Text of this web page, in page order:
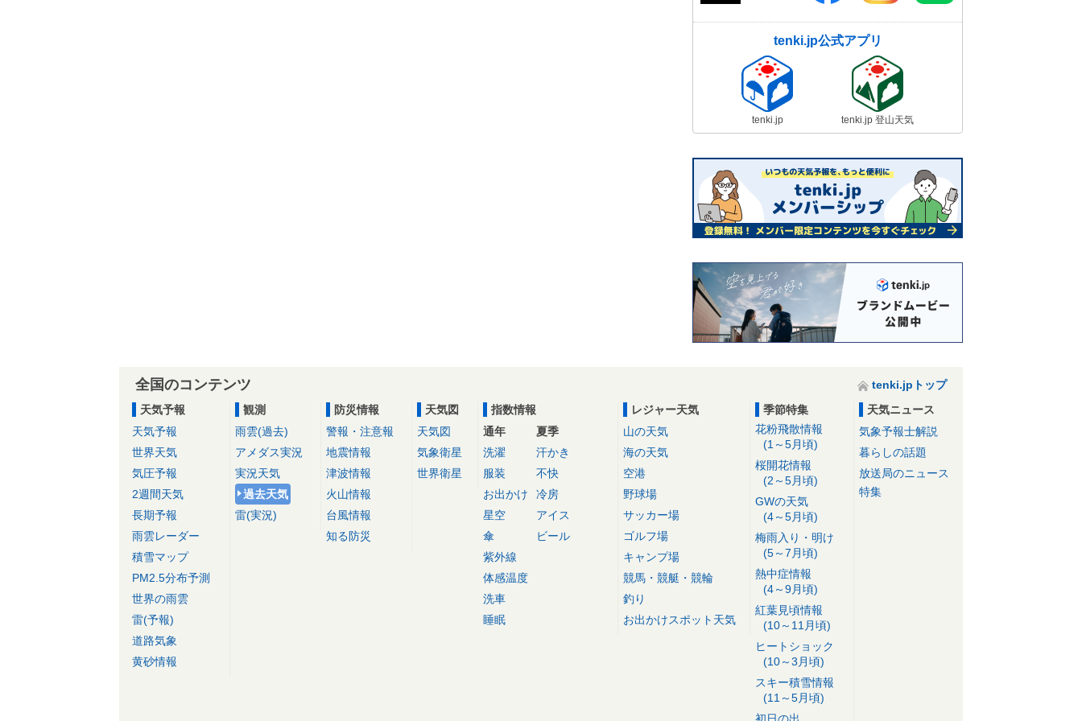
tenki.jp公式アプリ
tenki.jp tenki.jp 登山天気
全国のコンテンツ
tenki.jpトップ
天気予報
天気予報
世界天気
気圧予報
2週間天気
長期予報
雨雲レーダー
積雪マップ
PM2.5分布予測
世界の雨雲
雷(予報)
道路気象
黄砂情報
観測
雨雲(過去)
アメダス実況
実況天気
過去天気
雷(実況)
防災情報
警報・注意報
地震情報
津波情報
火山情報
台風情報
知る防災
天気図
天気図
気象衛星
世界衛星
指数情報
通年
洗濯
服装
お出かけ
星空
傘
紫外線
体感温度
洗車
睡眠
夏季
汗かき
不快
冷房
アイス
ビール
レジャー天気
山の天気
海の天気
空港
野球場
サッカー場
ゴルフ場
キャンプ場
競馬・競艇・競輪
釣り
お出かけスポット天気
季節特集
花粉飛散情報
(1～5月頃)
桜開花情報
(2～5月頃)
GWの天気
(4～5月頃)
梅雨入り・明け
(5～7月頃)
熱中症情報
(4～9月頃)
紅葉見頃情報
(10～11月頃)
ヒートショック
(10～3月頃)
スキー積雪情報
(11～5月頃)
初日の出
天気ニュース
気象予報士解説
暮らしの話題
放送局のニュース
特集